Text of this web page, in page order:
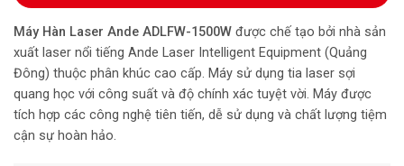
Máy Hàn Laser Ande ADLFW-1500W được chế tạo bởi nhà sản
xuất laser nổi tiếng Ande Laser Intelligent Equipment (Quảng
Đông) thuộc phân khúc cao cấp. Máy sử dụng tia laser sợi
quang học với công suất và độ chính xác tuyệt vời. Máy được
tích hợp các công nghệ tiên tiến, dễ sử dụng và chất lượng tiệm
cận sự hoàn hảo.